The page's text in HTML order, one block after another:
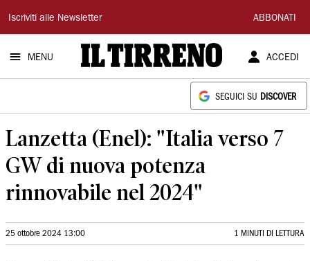
Il
Tirreno
Iscriviti alle Newsletter ABBONATI
MENU ACCEDI
SEGUICI SU DISCOVER
Lanzetta (Enel): "Italia verso 7
GW di nuova potenza
rinnovabile nel 2024"
25 ottobre 2024 13:00 1 MINUTI DI LETTURA